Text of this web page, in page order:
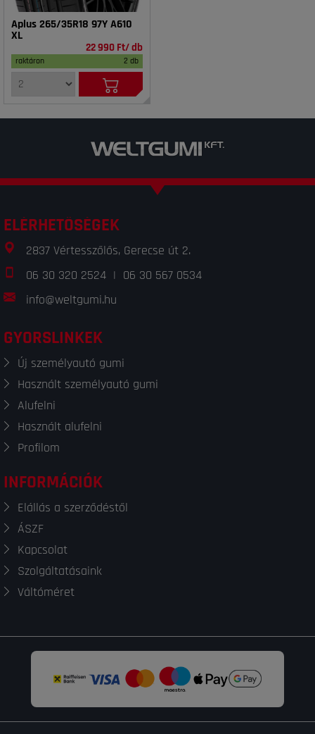
Aplus 265/35R18 97Y A610
XL
22 990 Ft/ db
raktáron 2 db
ELÉRHETŐSÉGEK
2837 Vértesszőlős, Gerecse út 2.
06 30 320 2524 | 06 30 567 0534
info@weltgumi.hu
GYORSLINKEK
Új személyautó gumi
Használt személyautó gumi
Alufelni
Használt alufelni
Profilom
INFORMÁCIÓK
Elállás a szerződéstől
ÁSZF
Kapcsolat
Szolgáltatásaink
Váltóméret